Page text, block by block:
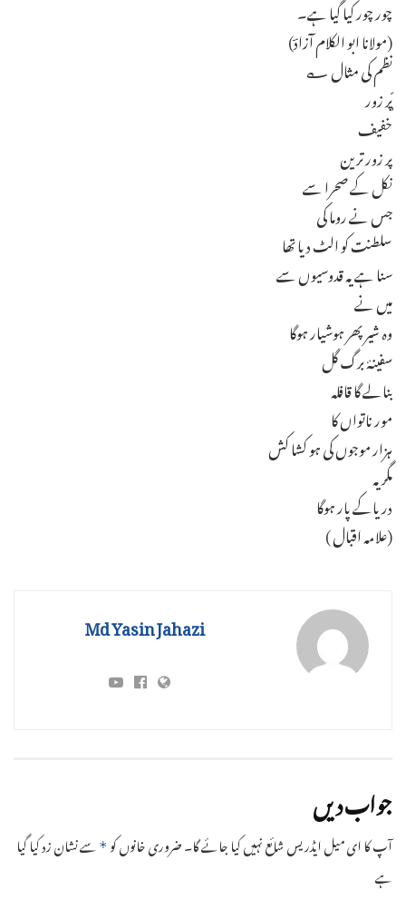
چور چور کیا گیا ہے۔
(مولانا ابو الکلام آزادؔ)
نظم کی مثال ؎
ّٖپر زور
خفیف
پر زور ترین
نکل کے صحرا سے
جس نے روما کی
سلطنت کو الٹ دیا تھا
سنا ہے یہ قدوسیوں سے
میں نے
وہ شیر پھر ہوشیار ہوگا
سفینۂ برگ گل
بنالے گا قافلہ
مور ناتواں کا
ہزار موجوں کی ہو کشا کش
مگر یہ
دریاکے پار ہوگا
(علامہ اقبال )
Md Yasin Jahazi
جواب دیں
آپ کا ای میل ایڈریس شائع نہیں کیا جائے گا۔ضروری خانوں کو * سے نشان زد کیا گیا
ہے